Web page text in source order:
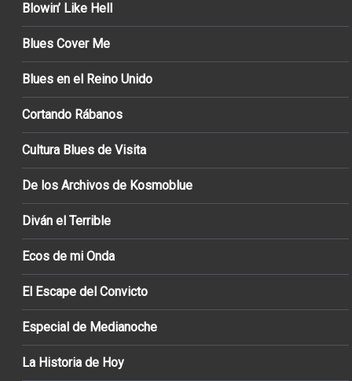
Blowin’ Like Hell
Blues Cover Me
Blues en el Reino Unido
Cortando Rábanos
Cultura Blues de Visita
De los Archivos de Kosmoblue
Diván el Terrible
Ecos de mi Onda
El Escape del Convicto
Especial de Medianoche
La Historia de Hoy